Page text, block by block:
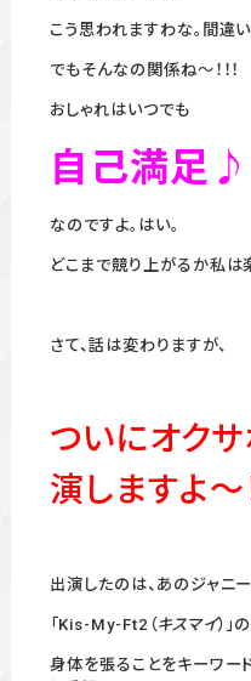
こう思われますわな。間違い
でもそんなの関係ね～！！！
おしゃれはいつでも
自己満足♪
なのですよ。はい。
どこまで競り上がるか私は
さて、話は変わりますが、
ついにオク
演しますよ～
出演したのは、あのジャニ
「Kis-My-Ft2（キスマイ）」
身体を張ることをキーワー